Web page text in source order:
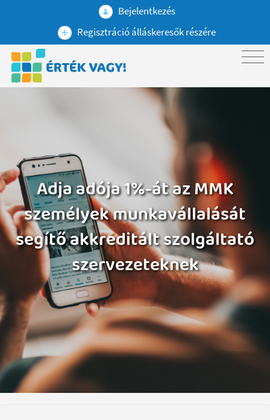
Bejelentkezés
Regisztráció álláskeresők részére
Adja adója 1%-át az MMK
személyek munkavállalását
segítő akkreditált szolgáltató
szervezeteknek